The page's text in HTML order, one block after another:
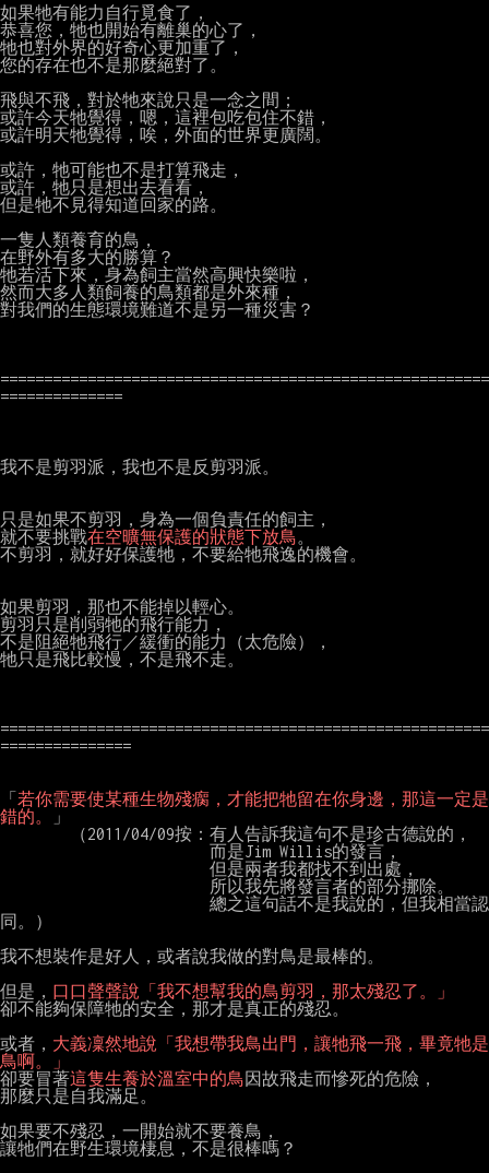
如果牠有能力自行覓食了，
恭喜您，牠也開始有離巢的心了，
牠也對外界的好奇心更加重了，
您的存在也不是那麼絕對了。
飛與不飛，對於牠來說只是一念之間；
或許今天牠覺得，嗯，這裡包吃包住不錯，
或許明天牠覺得，唉，外面的世界更廣闊。
或許，牠可能也不是打算飛走，
或許，牠只是想出去看看，
但是牠不見得知道回家的路。
一隻人類養育的鳥，
在野外有多大的勝算？
牠若活下來，身為飼主當然高興快樂啦，
然而大多人類飼養的鳥類都是外來種，
對我們的生態環境難道不是另一種災害？
========================================================
==============
我不是剪羽派，我也不是反剪羽派。
只是如果不剪羽，身為一個負責任的飼主，
就不要挑戰在空曠無保護的狀態下放鳥。
不剪羽，就好好保護牠，不要給牠飛逸的機會。
如果剪羽，那也不能掉以輕心。
剪羽只是削弱牠的飛行能力，
不是阻絕牠飛行／緩衝的能力（太危險），
牠只是飛比較慢，不是飛不走。
========================================================
===============
「 若你需要使某種生物殘瘸，才能把牠留在你身邊，那這一定是
錯的。
」
同。）
我不想裝作是好人，或者說我做的對鳥是最棒的。
但是， 口口聲聲說「我不想幫我的鳥剪羽，那太殘忍了。」
卻不能夠保障牠的安全，那才是真正的殘忍。
或者， 大義凜然地說「我想帶我鳥出門，讓牠飛一飛，畢竟牠是
鳥啊。」
卻要冒著這隻生養於溫室中的鳥因故飛走而慘死的危險，
那麼只是自我滿足。
如果要不殘忍，一開始就不要養鳥，
讓牠們在野生環境棲息，不是很棒嗎？